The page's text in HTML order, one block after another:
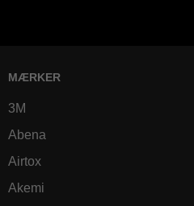
MÆRKER
3M
Abena
Airtox
Akemi